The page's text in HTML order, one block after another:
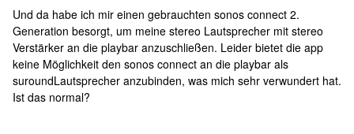
Und da habe ich mir einen gebrauchten sonos connect 2.
Generation besorgt, um meine stereo Lautsprecher mit stereo
Verstärker an die playbar anzuschließen. Leider bietet die app
keine Möglichkeit den sonos connect an die playbar als
suroundLautsprecher anzubinden, was mich sehr verwundert hat.
Ist das normal?